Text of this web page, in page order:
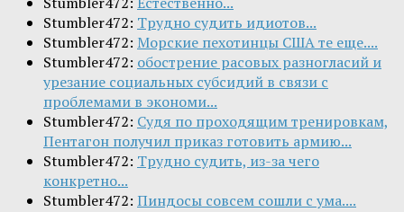
Stumbler472: Трудно судить идиотов...
Stumbler472: Морские пехотинцы США те еще....
Stumbler472: обострение расовых разногласий и
урезание социальных субсидий в связи с
проблемами в экономи...
Stumbler472: Судя по проходящим тренировкам,
Пентагон получил приказ готовить армию...
Stumbler472: Трудно судить, из-за чего
конкретно...
Stumbler472: Пиндосы совсем сошли с ума....